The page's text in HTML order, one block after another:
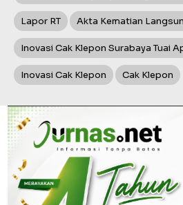
Lapor RT Akta Kematian
Inovasi Cak Klepon Surabaya Tuai
Inovasi Cak Klepon Cak Klepon